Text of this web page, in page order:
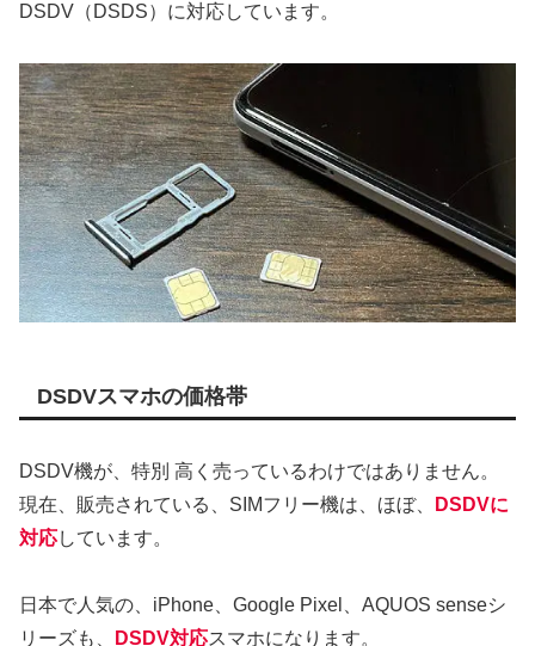
DSDV（DSDS）に対応しています。
DSDVスマホの価格帯
DSDV機が、特別 高く売っているわけではありません。
現在、販売されている、SIMフリー機は、ほぼ、
DSDVに
対応しています。
日本で人気の、iPhone、Google Pixel、AQUOS senseシ
リーズも、
DSDV対応スマホになります。